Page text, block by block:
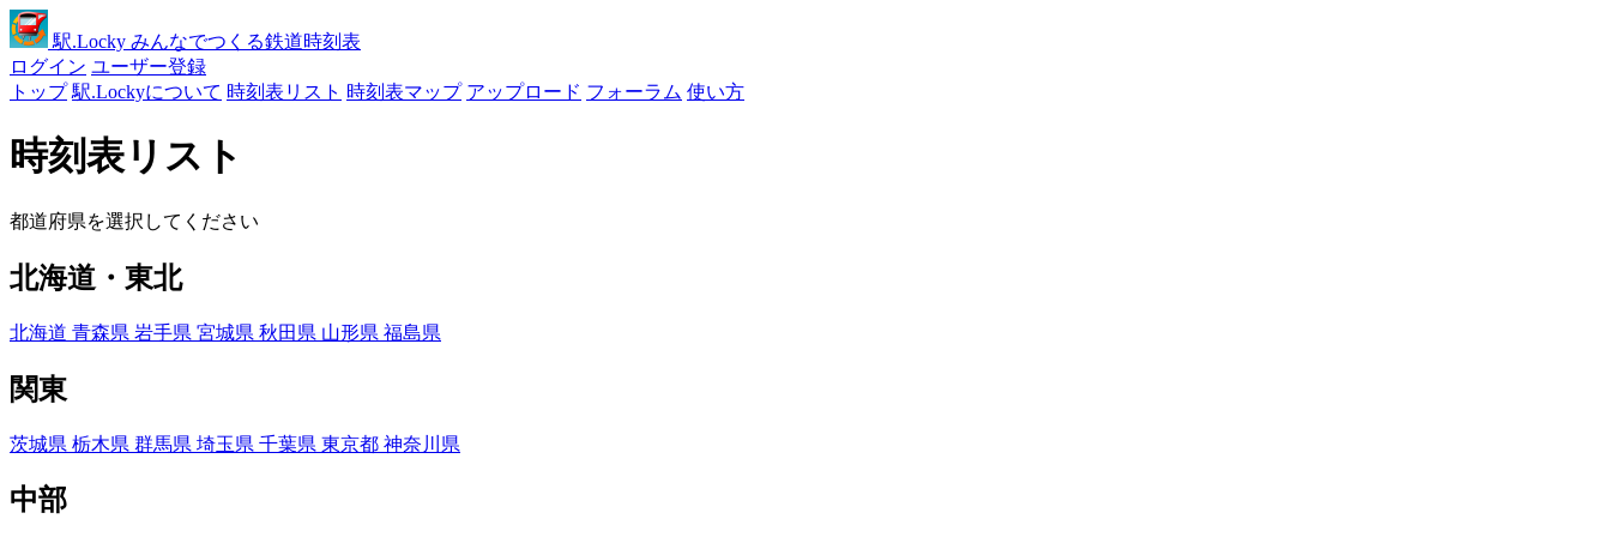
駅.Locky みんなでつくる鉄道時刻表
ログイン ユーザー登録
トップ 駅.Lockyについて 時刻表リスト 時刻表マップ アップロード フォーラム 使い方
時刻表リスト
都道府県を選択してください
北海道・東北
北海道 青森県 岩手県 宮城県 秋田県 山形県 福島県
関東
茨城県 栃木県 群馬県 埼玉県 千葉県 東京都 神奈川県
中部